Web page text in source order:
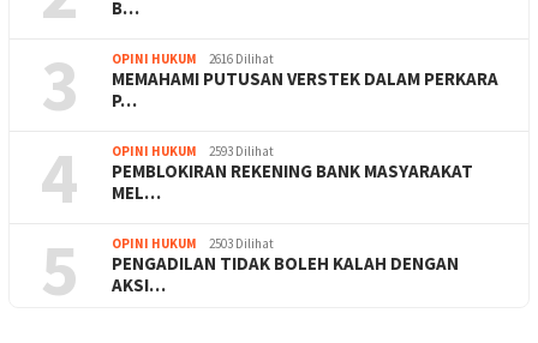
B…
3 OPINI HUKUM 2616 Dilihat
MEMAHAMI PUTUSAN VERSTEK DALAM PERKARA
P…
4 OPINI HUKUM 2593 Dilihat
PEMBLOKIRAN REKENING BANK MASYARAKAT
MEL…
5 OPINI HUKUM 2503 Dilihat
PENGADILAN TIDAK BOLEH KALAH DENGAN
AKSI…